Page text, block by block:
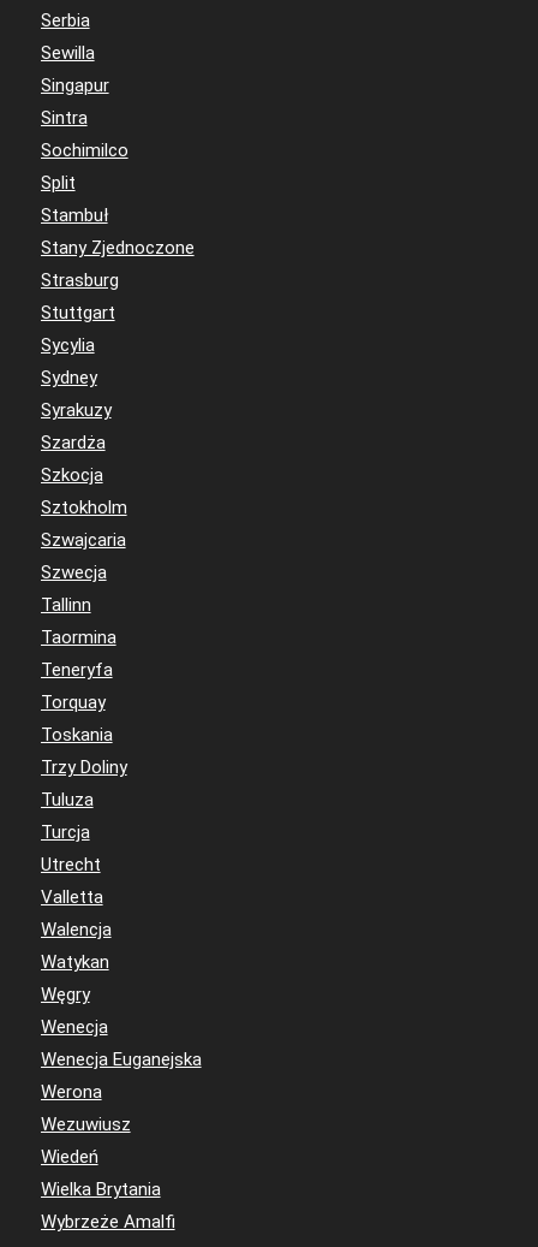
Serbia
Sewilla
Singapur
Sintra
Sochimilco
Split
Stambuł
Stany Zjednoczone
Strasburg
Stuttgart
Sycylia
Sydney
Syrakuzy
Szardża
Szkocja
Sztokholm
Szwajcaria
Szwecja
Tallinn
Taormina
Teneryfa
Torquay
Toskania
Trzy Doliny
Tuluza
Turcja
Utrecht
Valletta
Walencja
Watykan
Węgry
Wenecja
Wenecja Euganejska
Werona
Wezuwiusz
Wiedeń
Wielka Brytania
Wybrzeże Amalfi